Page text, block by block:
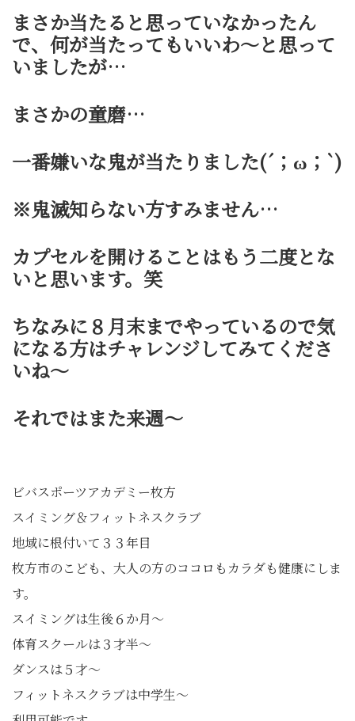
まさか当たると思っていなかったん
で、何が当たってもいいわ～と思って
いましたが…
まさかの童磨…
一番嫌いな鬼が当たりました(´；ω；`)
※鬼滅知らない方すみません…
カプセルを開けることはもう二度とな
いと思います。笑
ちなみに８月末までやっているので気
になる方はチャレンジしてみてくださ
いね～
それではまた来週～
ビバスポーツアカデミー枚方
スイミング＆フィットネスクラブ
地域に根付いて３３年目
枚方市のこども、大人の方のココロもカラダも健康にしま
す。
スイミングは生後６か月〜
体育スクールは３才半〜
ダンスは５才〜
フィットネスクラブは中学生〜